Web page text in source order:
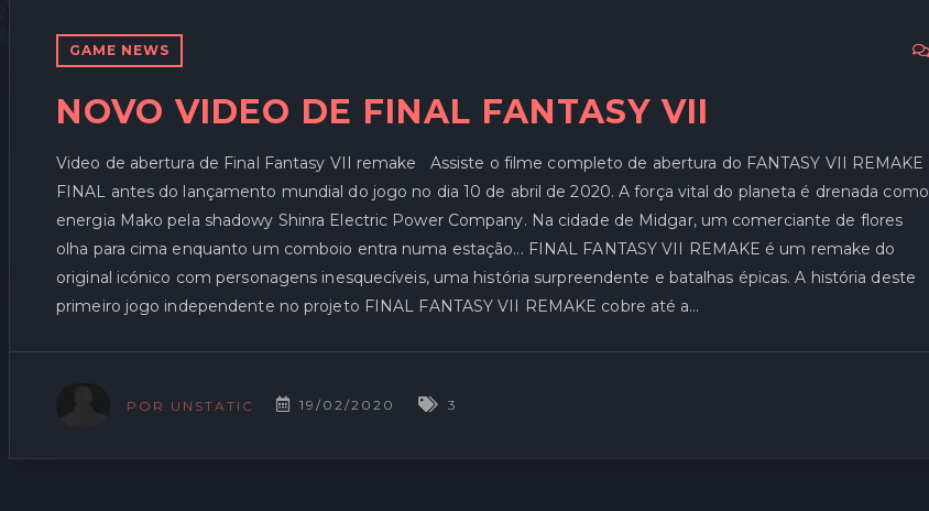
GAME NEWS
NOVO VIDEO DE FINAL FANTASY VII
Video de abertura de Final Fantasy VII remake Assiste o filme completo de abertura do FANTASY VII REMAKE
FINAL antes do lançamento mundial do jogo no dia 10 de abril de 2020. A força vital do planeta é drenada como
energia Mako pela shadowy Shinra Electric Power Company. Na cidade de Midgar, um comerciante de flores
olha para cima enquanto um comboio entra numa estação... FINAL FANTASY VII REMAKE é um remake do
original icónico com personagens inesquecíveis, uma história surpreendente e batalhas épicas. A história deste
primeiro jogo independente no projeto FINAL FANTASY VII REMAKE cobre até a…
POR UNSTATIC 19/02/2020 3